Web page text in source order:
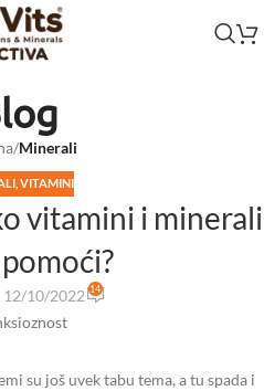
/Minerali
VITAMINI
vitamini i minerali
12/10/2022 14
su još uvek tabu tema, a tu spada i